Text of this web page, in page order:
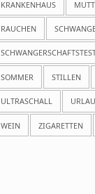
KRANKENHAUS
RAUCHEN
SOMMER STILLEN
ULTRASCHALL
WEIN ZIGARETTEN